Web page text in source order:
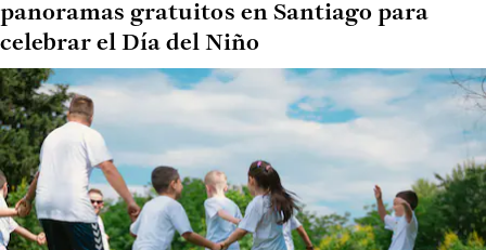
panoramas gratuitos en Santiago para
celebrar el Día del Niño